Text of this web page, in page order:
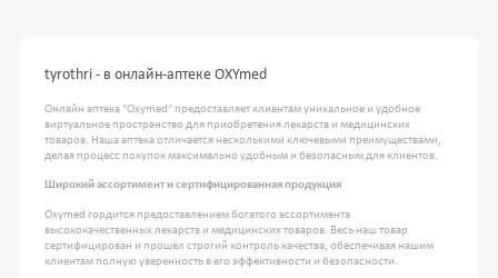
tyrothri - в онлайн-аптеке OXYmed
Онлайн аптека "Oxymed" предоставляет клиентам уникальное и удобное
виртуальное пространство для приобретения лекарств и медицинских
товаров. Наша аптека отличается несколькими ключевыми преимуществами,
делая процесс покупок максимально удобным и безопасным для клиентов.
Широкий ассортимент и сертифицированная продукция
Oxymed гордится предоставлением богатого ассортимента
высококачественных лекарств и медицинских товаров. Весь наш товар
сертифицирован и прошел строгий контроль качества, обеспечивая нашим
клиентам полную уверенность в его эффективности и безопасности.